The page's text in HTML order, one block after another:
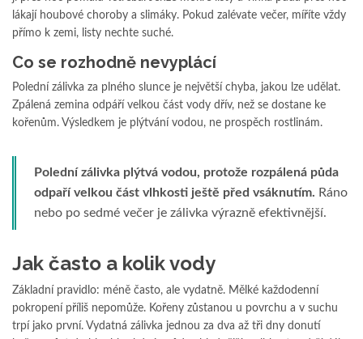
lákají houbové choroby a slimáky. Pokud zalévate večer, míříte vždy
přímo k zemi, listy nechte suché.
Co se rozhodně nevyplácí
Polední zálivka za plného slunce je největší chyba, jakou lze udělat.
Zpálená zemina odpáří velkou část vody dřív, než se dostane ke
kořenům. Výsledkem je plýtvání vodou, ne prospěch rostlinám.
Polední zálivka plýtvá vodou, protože rozpálená půda
odpaří velkou část vlhkosti ještě před vsáknutím. Ráno
nebo po sedmé večer je zálivka výrazně efektivnější.
Jak často a kolik vody
Základní pravidlo: méně často, ale vydatně. Mělké každodenní
pokropení příliš nepomůže. Kořeny zůstanou u povrchu a v suchu
trpí jako první. Vydatná zálivka jednou za dva až tři dny donutí